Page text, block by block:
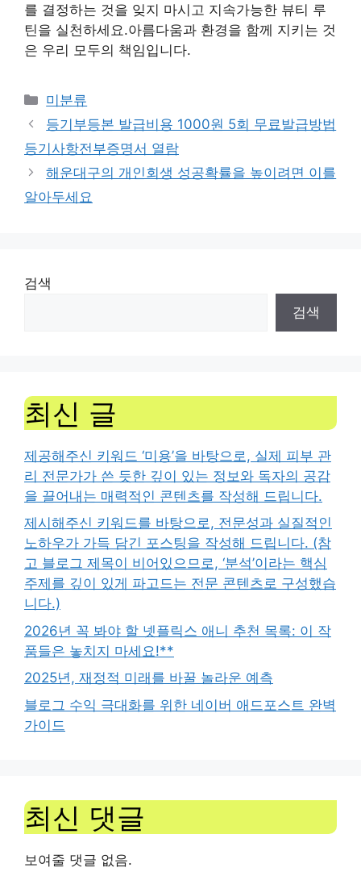
를 결정하는 것을 잊지 마시고 지속가능한 뷰티 루
틴을 실천하세요.아름다움과 환경을 함께 지키는 것
은 우리 모두의 책임입니다.
Categories
미분류
등기부등본 발급비용 1000원 5회 무료발급방법
등기사항전부증명서 열람
해운대구의 개인회생 성공확률을 높이려면 이를
알아두세요
검색
검색
최신 글
제공해주신 키워드 ‘미용’을 바탕으로, 실제 피부 관
리 전문가가 쓴 듯한 깊이 있는 정보와 독자의 공감
을 끌어내는 매력적인 콘텐츠를 작성해 드립니다.
제시해주신 키워드를 바탕으로, 전문성과 실질적인
노하우가 가득 담긴 포스팅을 작성해 드립니다. (참
고 블로그 제목이 비어있으므로, ‘분석’이라는 핵심
주제를 깊이 있게 파고드는 전문 콘텐츠로 구성했습
니다.)
2026년 꼭 봐야 할 넷플릭스 애니 추천 목록: 이 작
품들은 놓치지 마세요!**
2025년, 재정적 미래를 바꿀 놀라운 예측
블로그 수익 극대화를 위한 네이버 애드포스트 완벽
가이드
최신 댓글
보여줄 댓글 없음.